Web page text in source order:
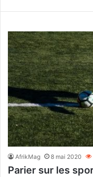
AfrikMag 8 mai 2020
Parier sur les